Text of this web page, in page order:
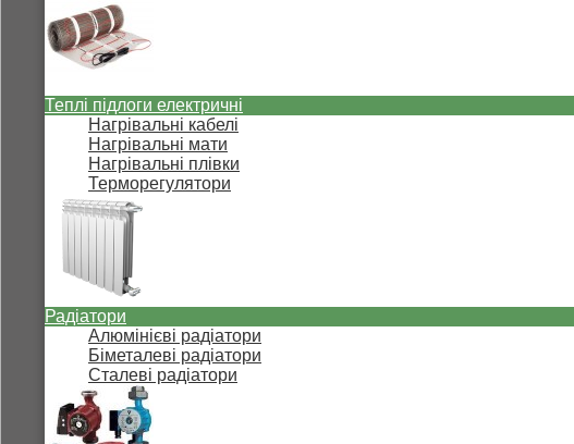
Теплі підлоги електричні
Нагрівальні кабелі
Нагрівальні мати
Нагрівальні плівки
Терморегулятори
Радіатори
Алюмінієві радіатори
Біметалеві радіатори
Сталеві радіатори